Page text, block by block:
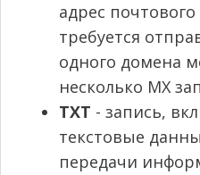
адрес
требуется
одного домена
несколько MX
TXT - запись,
текстовые
передачи